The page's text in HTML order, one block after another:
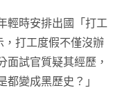
輕時安排出國「打工
，打工度假不僅沒辦
面試官質疑其經歷，
變成黑歷史？」